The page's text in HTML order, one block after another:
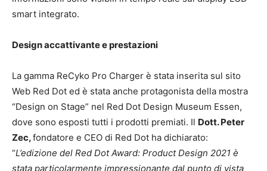
smart integrato.
Design accattivante e prestazioni
La gamma ReCyko Pro Charger è stata inserita sul sito
Web Red Dot ed è stata anche protagonista della mostra
“Design on Stage” nel Red Dot Design Museum Essen,
dove sono esposti tutti i prodotti premiati. Il Dott. Peter
Zec,fondatore e CEO di Red Dot ha dichiarato:
“L’edizione del Red Dot Award: Product Design 2021 è
stata particolarmente impressionante dal punto di vista